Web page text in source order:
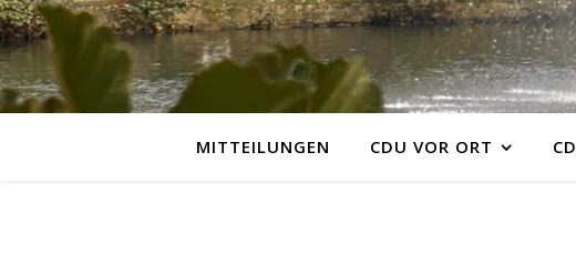
MITTEILUNGEN CDU VOR ORT